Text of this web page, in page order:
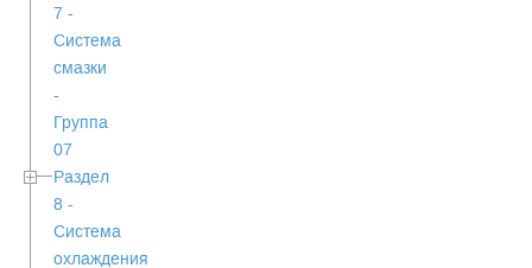
7 -
Система
смазки
-
Группа
07
Раздел
8 -
Система
охлаждения